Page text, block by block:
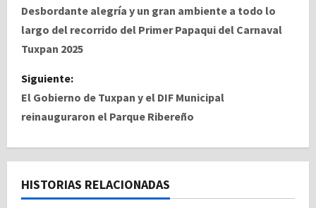
a
v
e
g
c
i
Desbordante alegría y un gran ambiente a todo lo
largo del recorrido del Primer Papaqui del Carnaval
Tuxpan 2025
Siguiente:
El Gobierno de Tuxpan y el DIF Municipal
reinauguraron el Parque Ribereño
HISTORIAS RELACIONADAS